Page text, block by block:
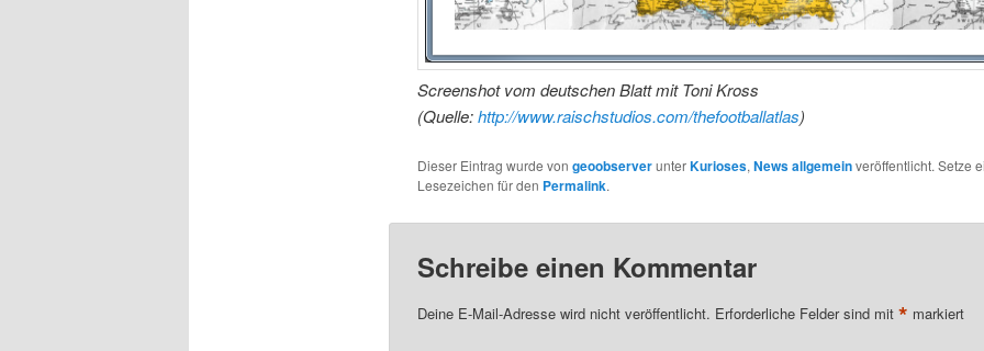
Screenshot vom deutschen Blatt mit Toni Kross
(Quelle:http://www.raischstudios.com/thefootballatlas)
Dieser Eintrag wurde von geoobserverunterKurioses, News allgemeinveröffentlicht. Setze
Lesezeichen für den Permalink.
Schreibe einen Kommentar
Deine E-Mail-Adresse wird nicht veröffentlicht. Erforderliche Felder sind mit * markiert